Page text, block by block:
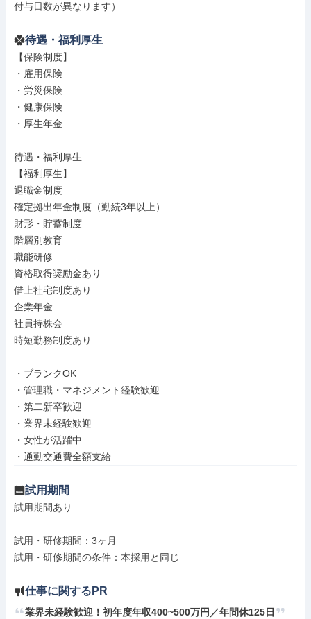
付与日数が異なります）
待遇・福利厚生
【保険制度】
・雇用保険
・労災保険
・健康保険
・厚生年金
待遇・福利厚生
【福利厚生】
退職金制度
確定拠出年金制度（勤続3年以上）
財形・貯蓄制度
階層別教育
職能研修
資格取得奨励金あり
借上社宅制度あり
企業年金
社員持株会
時短勤務制度あり
・ブランクOK
・管理職・マネジメント経験歓迎
・第二新卒歓迎
・業界未経験歓迎
・女性が活躍中
・通勤交通費全額支給
試用期間
試用期間あり
試用・研修期間：3ヶ月
仕事に関するPR
業界未経験歓迎！初年度年収400~500万円／年間休125日